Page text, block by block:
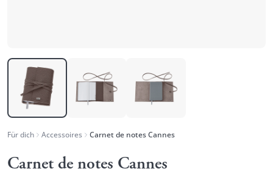
Für dich Accessoires Carnet de notes Cannes
Carnet de notes Cannes